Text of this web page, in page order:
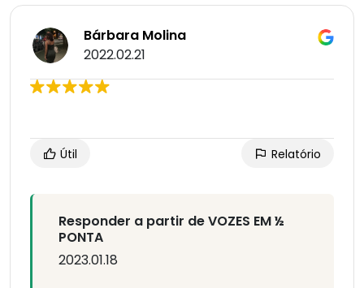
Bárbara Molina
2022.02.21
Útil Relatório
Responder a partir de VOZES EM ½
PONTA
2023.01.18